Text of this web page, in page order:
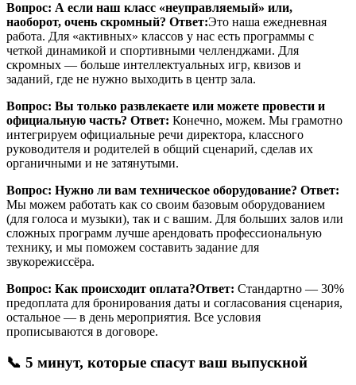
Вопрос: А если наш класс «неуправляемый» или,
наоборот, очень скромный? Ответ:Это наша ежедневная
работа. Для «активных» классов у нас есть программы с
четкой динамикой и спортивными челленджами. Для
скромных — больше интеллектуальных игр, квизов и
заданий, где не нужно выходить в центр зала.
Вопрос: Вы только развлекаете или можете провести и
официальную часть? Ответ: Конечно, можем. Мы грамотно
интегрируем официальные речи директора, классного
руководителя и родителей в общий сценарий, сделав их
органичными и не затянутыми.
Вопрос: Нужно ли вам техническое оборудование? Ответ:
Мы можем работать как со своим базовым оборудованием
(для голоса и музыки), так и с вашим. Для больших залов или
сложных программ лучше арендовать профессиональную
технику, и мы поможем составить задание для
звукорежиссёра.
Вопрос: Как происходит оплата?Ответ: Стандартно — 30%
предоплата для бронирования даты и согласования сценария,
остальное — в день мероприятия. Все условия
прописываются в договоре.
📞 5 минут, которые спасут ваш выпускной